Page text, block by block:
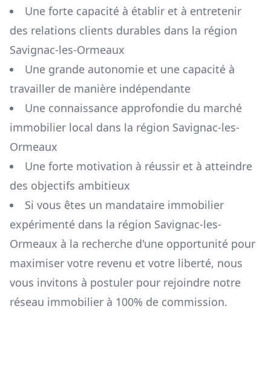
Une forte capacité à établir et à entretenir
des relations clients durables dans la région
Savignac-les-Ormeaux
Une grande autonomie et une capacité à
travailler de manière indépendante
Une connaissance approfondie du marché
immobilier local dans la région Savignac-les-
Ormeaux
Une forte motivation à réussir et à atteindre
des objectifs ambitieux
Si vous êtes un mandataire immobilier
expérimenté dans la région Savignac-les-
Ormeaux à la recherche d'une opportunité pour
maximiser votre revenu et votre liberté, nous
vous invitons à postuler pour rejoindre notre
réseau immobilier à 100% de commission.